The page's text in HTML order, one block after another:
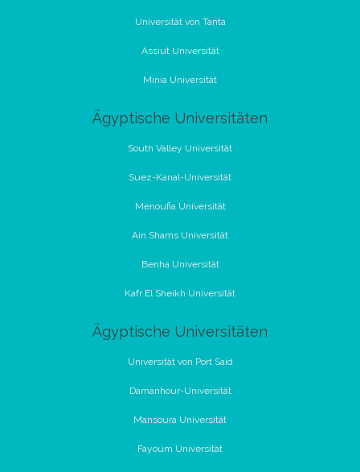
Universität von Tanta
Assiut Universität
Minia Universität
Ägyptische Universitäten
South Valley Universität
Suez-Kanal-Universität
Menoufia Universität
Ain Shams Universität
Benha Universität
Kafr El Sheikh Universität
Ägyptische Universitäten
Universität von Port Said
Damanhour-Universität
Mansoura Universität
Fayoum Universität